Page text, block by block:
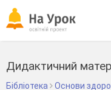
Дидактичний
Бібліотека Основи